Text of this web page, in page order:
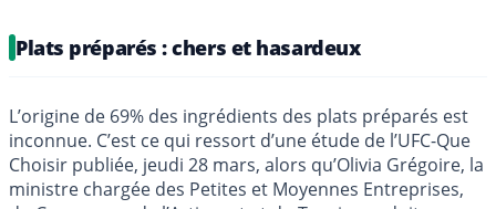
Plats préparés : chers et hasardeux
L’origine de 69% des ingrédients des plats préparés est
inconnue. C’est ce qui ressort d’une étude de l’UFC-Que
Choisir publiée, jeudi 28 mars, alors qu’Olivia Grégoire, la
ministre chargée des Petites et Moyennes Entreprises,